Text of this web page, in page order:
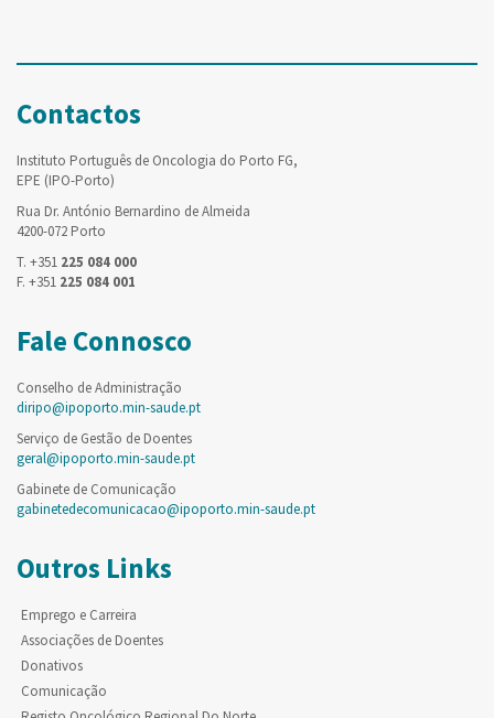
Contactos
Instituto Português de Oncologia do Porto FG,
EPE (IPO-Porto)
Rua Dr. António Bernardino de Almeida
4200-072 Porto
T. +351 225 084 000
F. +351 225 084 001
Fale Connosco
Conselho de Administração
diripo@ipoporto.min-saude.pt
Serviço de Gestão de Doentes
geral@ipoporto.min-saude.pt
Gabinete de Comunicação
gabinetedecomunicacao@ipoporto.min-saude.pt
Outros Links
Emprego e Carreira
Associações de Doentes
Donativos
Comunicação